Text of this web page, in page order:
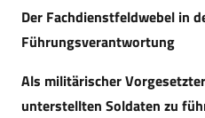
Der Fachdienstfeldwebel in
Führungsverantwortung
Als militärischer
unterstellten Soldaten zu